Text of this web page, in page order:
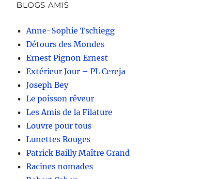
BLOGS AMIS
Anne-Sophie Tschiegg
Détours des Mondes
Ernest Pignon Ernest
Extérieur Jour – PL Cereja
Joseph Bey
Le poisson rêveur
Les Amis de la Filature
Louvre pour tous
Lunettes Rouges
Patrick Bailly Maître Grand
Racines nomades